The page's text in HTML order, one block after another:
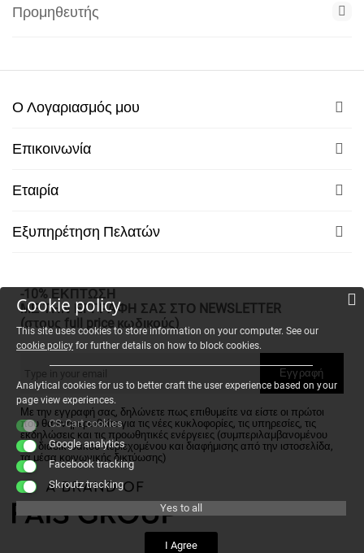
Προμηθευτής
Ο Λογαριασμός μου
Επικοινωνία
Εταιρία
Εξυπηρέτηση Πελατών
-10% ΕΚΠΤΩΣΗ
ΜΕ ΤΗΝ ΕΓΓΡΑΦΗ ΣΑΣ ΣΤΟ NEWSLETTER
(στους full price κωδικούς)
Εγγραφή
Με την εγγραφή σας, δηλώνετε πως επιθυμείτε να είστε οι πρώτοι
που θα ενημερωθείτε για τις νέες κυκλοφορίες, τις υπηρεσίες, τις
εκδηλώσεις και τις προωθητικές ενέργειες (συμπεριλαμβανομένου
του διαδικτυακού περιεχομένου και διαφήμισης από την ιστοσελίδα,
τα μέσα κοινωνικής δικτύωσης)
Cookie policy
This site uses cookies to store information on your computer. See our
cookie policy for further details on how to block cookies.
Analytical cookies for us to better craft the user experience based on your
page view experiences.
CS-Cart cookies
Google analytics
Facebook tracking
Skroutz tracking
Yes to all
I Agree